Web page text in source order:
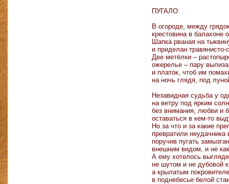
ПУГАЛО
В огороде, между
крестовина в балахоне
Шапка рваная на
и приделан травянисто-
Две метёлки –
ожерелье – пару
и платок, чтоб им
на ночь глядя, под
Незавидная судьба у
на ветру под ярким
без внимания, любви и
оставаться в кем-то
Но за что и за какие
превратили неудачника
поручив пугать
внешним видом, и не
А ему хотелось
не шутом и не дубовой
а крылатым
в поднебесье белой